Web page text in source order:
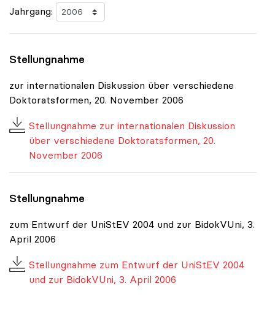
Jahrgang:
Stellungnahme
zur internationalen Diskussion über verschiedene
Doktoratsformen, 20. November 2006
Stellungnahme zur internationalen Diskussion
über verschiedene Doktoratsformen, 20.
November 2006
Stellungnahme
zum Entwurf der UniStEV 2004 und zur BidokVUni, 3.
April 2006
Stellungnahme zum Entwurf der UniStEV 2004
und zur BidokVUni, 3. April 2006